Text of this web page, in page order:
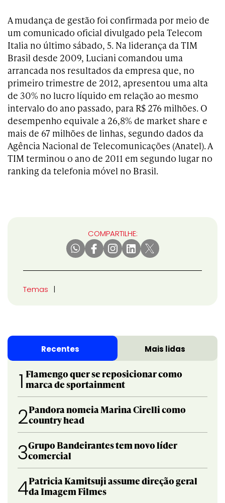
A mudança de gestão foi confirmada por meio de
um comunicado oficial divulgado pela Telecom
Italia no último sábado, 5. Na liderança da TIM
Brasil desde 2009, Luciani comandou uma
arrancada nos resultados da empresa que, no
primeiro trimestre de 2012, apresentou uma alta
de 30% no lucro líquido em relação ao mesmo
intervalo do ano passado, para R$ 276 milhões. O
desempenho equivale a 26,8% de market share e
mais de 67 milhões de linhas, segundo dados da
Agência Nacional de Telecomunicações (Anatel). A
TIM terminou o ano de 2011 em segundo lugar no
ranking da telefonia móvel no Brasil.
COMPARTILHE:
Temas
Recentes Mais lidas
1 Flamengo quer se reposicionar como
marca de sportainment
2Pandora nomeia Marina Cirelli como
country head
3Grupo Bandeirantes tem novo líder
comercial
4Patricia Kamitsuji assume direção geral
da Imagem Filmes